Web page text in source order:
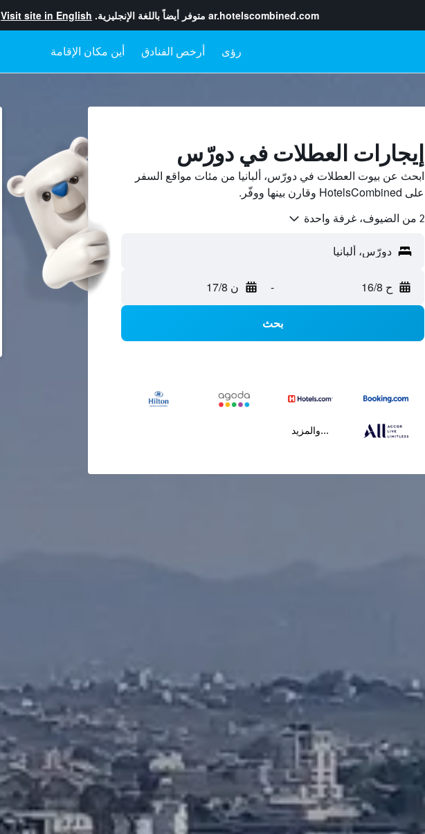
ar.hotelscombined.com متوفر أيضاً باللغة الإنجليزية. Visit site in English
رؤى أرخص الفنادق أين مكان الإقامة
إيجارات العطلات في دورّس
ابحث عن بيوت العطلات في دورّس، ألبانيا من مئات مواقع السفر
على HotelsCombined وقارن بينها ووفّر.
2 من الضيوف، غرفة واحدة
ح 16/8 - ن 17/8
بحث
...والمزيد